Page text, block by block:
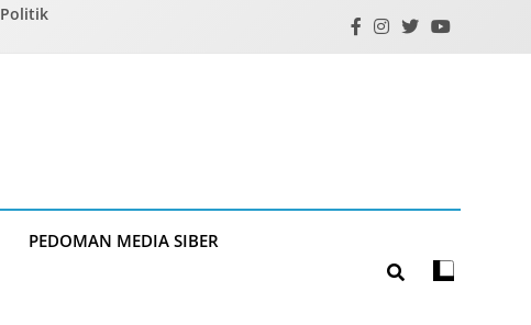
Politik
PEDOMAN MEDIA SIBER